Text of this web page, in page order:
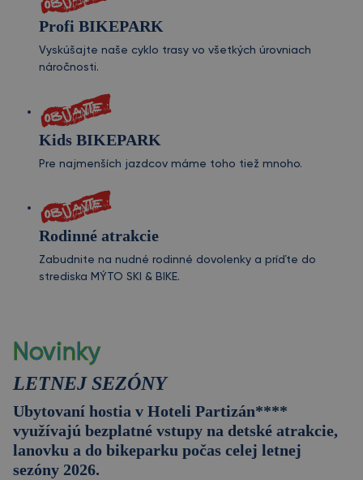
Profi BIKEPARK
Vyskúšajte naše cyklo trasy vo všetkých úrovniach
náročnosti.
Kids BIKEPARK
Pre najmenších jazdcov máme toho tiež mnoho.
Rodinné atrakcie
Zabudnite na nudné rodinné dovolenky a príďte do
strediska MÝTO SKI & BIKE.
Novinky
LETNEJ SEZÓNY
Ubytovaní hostia v Hoteli Partizán****
využívajú bezplatné vstupy na detské atrakcie,
lanovku a do bikeparku počas celej letnej
sezóny 2026.